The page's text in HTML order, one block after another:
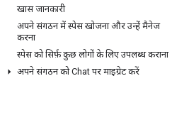
खास जानकारी
अपने संगठन में स्पेस खोजना और उन्हें मैनेज
करना
स्पेस को सिर्फ़ कुछ लोगों के लिए उपलब्ध कराना
अपने संगठन को Chat पर माइग्रेट करें